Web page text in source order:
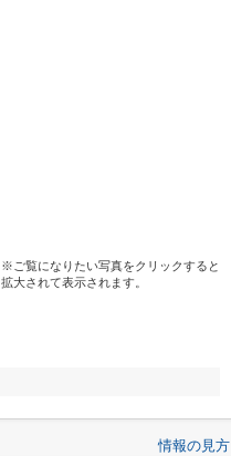
※ご覧になりたい写真をクリックすると
拡大されて表示されます。
情報の見方